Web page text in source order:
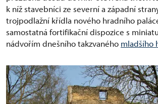
k níž stavebníci ze severní a západní
trojpodlažní křídla nového hradního
samostatná fortifikační dispozice s
nádvořím dnešního takzvaného mladšího